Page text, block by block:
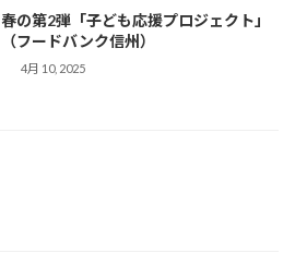
春の第2弾「子ども応援プロジェクト」
（フードバンク信州）
4月 10, 2025